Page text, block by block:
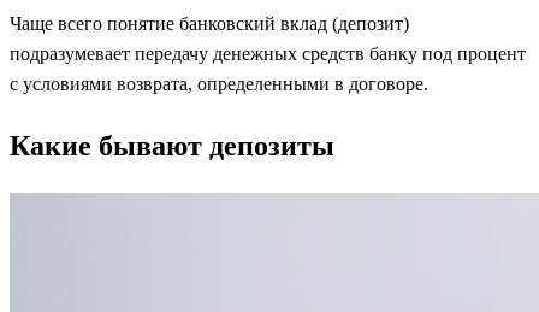
Чаще всего понятие банковский вклад (депозит)
подразумевает передачу денежных средств банку под процент
с условиями возврата, определенными в договоре.
Какие бывают депозиты